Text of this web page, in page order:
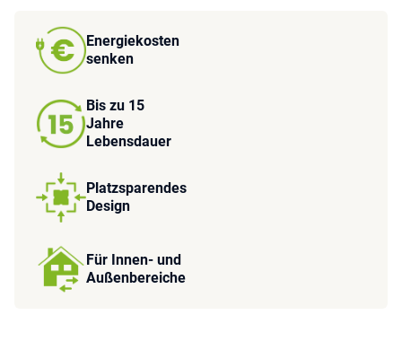
Energiekosten
senken
Bis zu 15
Jahre
Lebensdauer
Platzsparendes
Design
Für Innen- und
Außenbereiche